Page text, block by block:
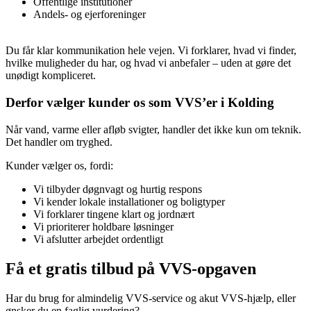
Andels- og ejerforeninger
Du får klar kommunikation hele vejen. Vi forklarer, hvad vi finder,
hvilke muligheder du har, og hvad vi anbefaler – uden at gøre det
unødigt kompliceret.
Derfor vælger kunder os som VVS’er i Kolding
Når vand, varme eller afløb svigter, handler det ikke kun om teknik.
Det handler om tryghed.
Kunder vælger os, fordi:
Vi tilbyder døgnvagt og hurtig respons
Vi kender lokale installationer og boligtyper
Vi forklarer tingene klart og jordnært
Vi prioriterer holdbare løsninger
Vi afslutter arbejdet ordentligt
Få et gratis tilbud på VVS-opgaven
Har du brug for almindelig VVS-service og akut VVS-hjælp, eller